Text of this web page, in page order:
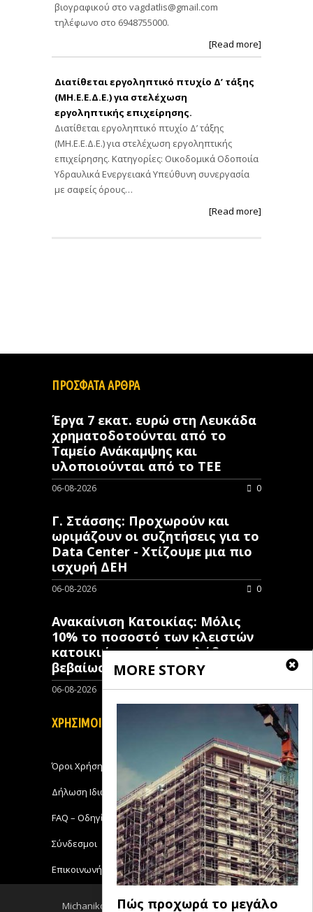
βιογραφικού στο vagdatlis@gmail.com
τηλέφωνο στο 6948755000.
[Read more]
Διατίθεται εργοληπτικό πτυχίο Δ’ τάξης
(ΜΗ.Ε.Ε.Δ.Ε.) για στελέχωση
εργοληπτικής επιχείρησης.
Διατίθεται εργοληπτικό πτυχίο Δ’ τάξης
(ΜΗ.Ε.Ε.Δ.Ε.) για στελέχωση εργοληπτικής
επιχείρησης. Κατηγορίες: Οικοδομικά Οδοποιία
Υδραυλικά Ενεργειακά Υπεύθυνη συνεργασία
με σαφείς όρους…
[Read more]
MORE STORY
Πώς προχωρά το μεγάλο
ΠΡΟΣΦΑΤΑ ΑΡΘΡΑ
Έργα 7 εκατ. ευρώ στη Λευκάδα
χρηματοδοτούνται από το
Ταμείο Ανάκαμψης και
υλοποιούνται από το ΤΕΕ
06-08-2026 0
Γ. Στάσσης: Προχωρούν και
ωριμάζουν οι συζητήσεις για το
Data Center - Χτίζουμε μια πιο
ισχυρή ΔΕΗ
06-08-2026 0
Ανακαίνιση Κατοικίας: Μόλις
10% το ποσοστό των κλειστών
κατοικιών που έχουν λάβει
βεβαίωση ένταξης
06-08-2026 0
ΧΡΗΣΙΜΟΙ ΣΥΝΔΕΣΜΟΙ
Όροι Χρήσης
Δήλωση Ιδιωτικότητας
FAQ – Οδηγίες Χρήσης
Σύνδεσμοι
Επικοινωνήστε με το Michanikos-Online
Michanikos-Online 2018 - All Rights Reserved